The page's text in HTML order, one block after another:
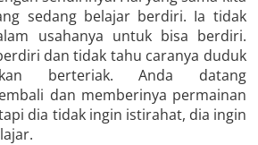
sedang belajar berdiri. Ia tidak
usahanya untuk bisa berdiri.
dan tidak tahu caranya duduk
berteriak. Anda datang
dan memberinya permainan
dia tidak ingin istirahat, dia ingin